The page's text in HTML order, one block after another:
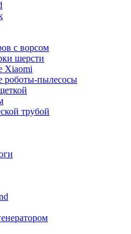
с ворсом
шерсти
пылесосы
трубой